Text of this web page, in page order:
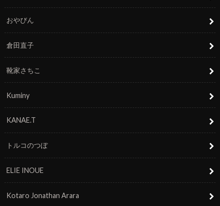
おやびん
倉田直子
靴家さちこ
Kuminy
KANAE.T
トルコのつぼ
ELIE INOUE
Kotaro Jonathan Arara